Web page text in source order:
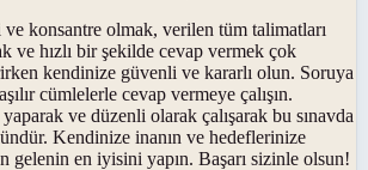
ve konsantre olmak, verilen tüm talimatları
ve hızlı bir şekilde cevap vermek çok
kendinize güvenli ve kararlı olun. Soruya
cümlelerle cevap vermeye çalışın.
ve düzenli olarak çalışarak bu sınavda
Kendinize inanın ve hedeflerinize
gelenin en iyisini yapın. Başarı sizinle olsun!